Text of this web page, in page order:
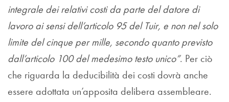
integrale dei relativi costi da parte del datore di
lavoro ai sensi dell’articolo 95 del Tuir, e non nel solo
limite del cinque per mille, secondo quanto previsto
dall’articolo 100 del medesimo testo unico”. Per ciò
che riguarda la deducibilità dei costi dovrà anche
essere adottata un’apposita delibera assembleare.